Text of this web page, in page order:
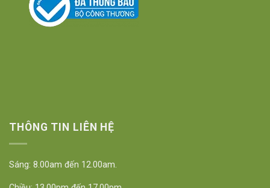
THÔNG TIN LIÊN HỆ
Sáng: 8.00am đến 12.00am.